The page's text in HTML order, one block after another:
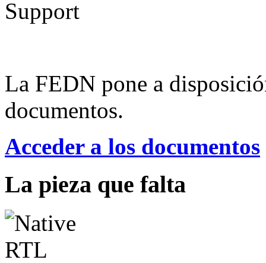
La FEDN pone a
documentos.
Acceder a los documentos
La pieza que falta